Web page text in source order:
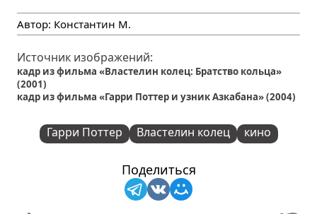
Автор: Константин М.
Источник изображений:
кадр из фильма «Властелин колец: Братство кольца»
(2001)
кадр из фильма «Гарри Поттер и узник Азкабана» (2004)
Гарри Поттер Властелин колец кино
Поделиться